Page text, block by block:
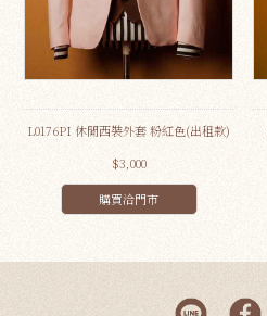
L0176PI 休閒西裝外套 粉紅色(出租款)
$3,000
購買洽門市